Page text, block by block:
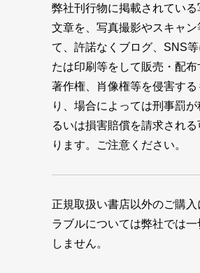
弊社刊行物に掲載されてい
文章を、写真撮影やスキャン
て、許諾なくブログ、SNS等
たは印刷等をして販売・配布
著作権、肖像権等を侵害する
り、場合によっては刑事罰
るいは損害賠償を請求され
ります。ご注意ください。
正規取扱い書店以外のご購入
ラブルについては弊社では一
しません。